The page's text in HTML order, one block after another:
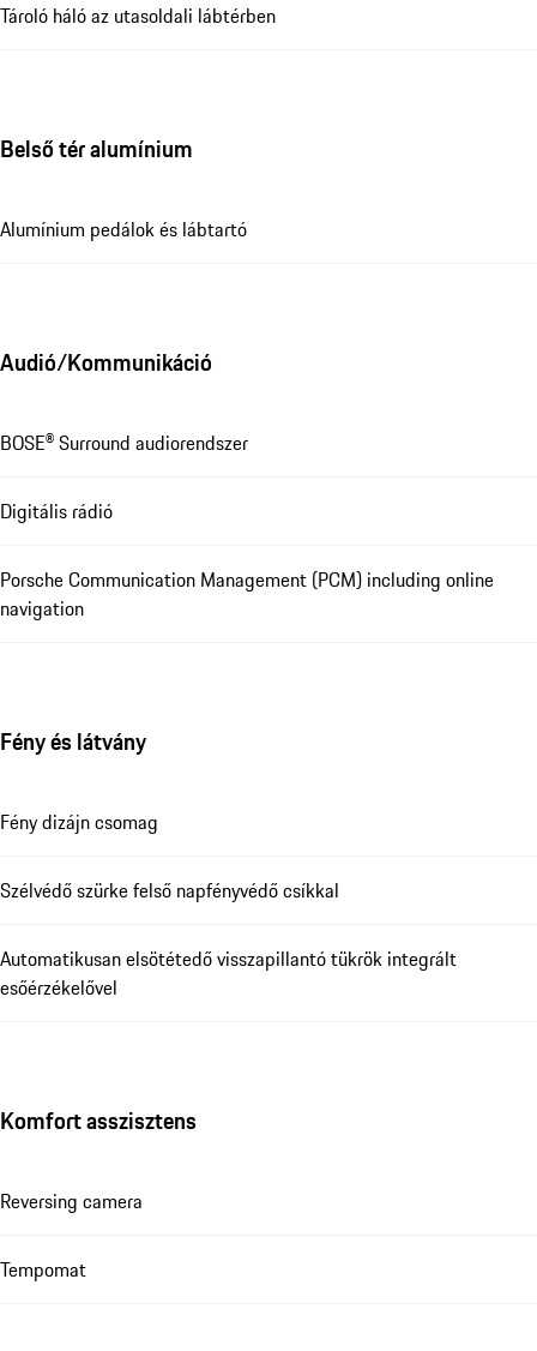
Tároló háló az utasoldali lábtérben
Belső tér alumínium
Alumínium pedálok és lábtartó
Audió/Kommunikáció
BOSE® Surround audiorendszer
Digitális rádió
Porsche Communication Management (PCM) including online
navigation
Fény és látvány
Fény dizájn csomag
Szélvédő szürke felső napfényvédő csíkkal
Automatikusan elsötétedő visszapillantó tükrök integrált
esőérzékelővel
Komfort asszisztens
Reversing camera
Tempomat